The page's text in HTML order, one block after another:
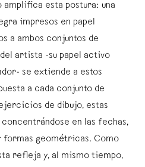
esta postura: una
impresos en papel
a ambos conjuntos de
artista -su papel activo
se extiende a estos
a cada conjunto de
de dibujo, estas
en las fechas,
formas geométricas. Como
refleja y, al mismo tiempo,